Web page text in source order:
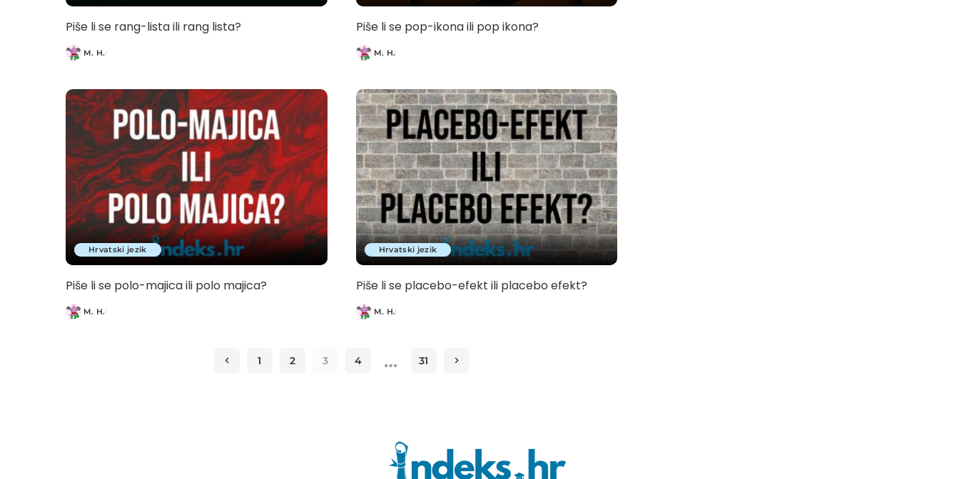
Piše li se rang-lista ili rang lista?
Posted
M. H.
Piše li se pop-ikona ili pop ikona?
Posted
M. H.
Hrvatski jezik
Piše li se polo-majica ili polo majica?
Posted
M. H.
Hrvatski jezik
Piše li se placebo-efekt ili placebo efekt?
Posted
M. H.
1 2 3 4 … 31